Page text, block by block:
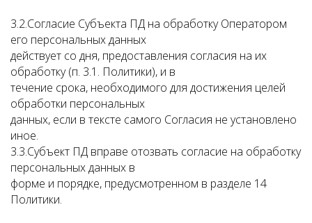
3.2.Согласие Субъекта ПД на обработку Оператором
его персональных данных
действует со дня, предоставления согласия на их
обработку (п. 3.1. Политики), и в
течение срока, необходимого для достижения целей
обработки персональных
данных, если в тексте самого Согласия не установлено
иное.
3.3.Субъект ПД вправе отозвать согласие на обработку
персональных данных в
форме и порядке, предусмотренном в разделе 14
Политики.